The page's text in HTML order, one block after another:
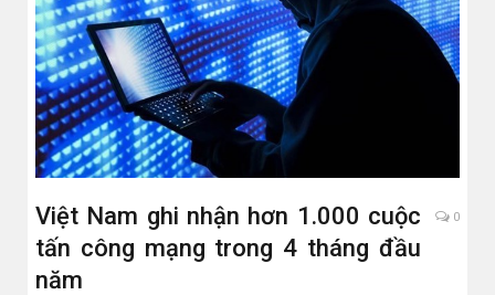
Việt Nam ghi nhận hơn 1.000 cuộc
tấn công mạng trong 4 tháng đầu
năm
0